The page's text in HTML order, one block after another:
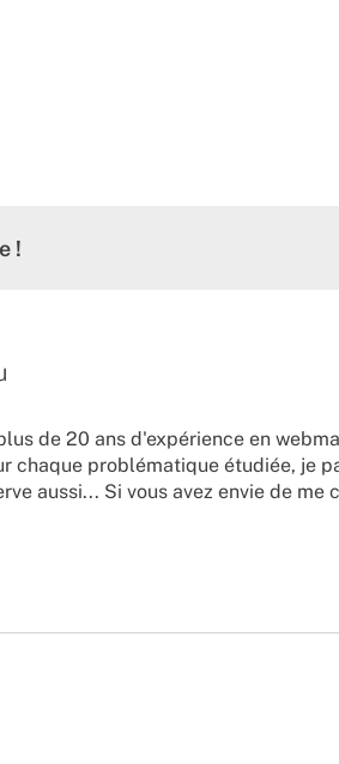
!
de 20 ans d'expérience en
chaque problématique étudiée, je
aussi... Si vous avez envie de me